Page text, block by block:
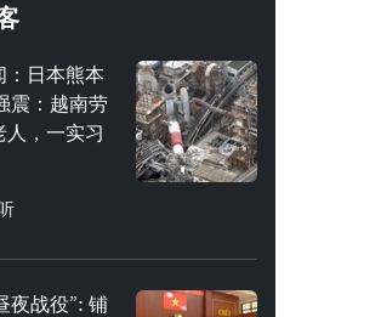
：日本熊本
震：越南劳
人，一实习
夜战役”: 铺